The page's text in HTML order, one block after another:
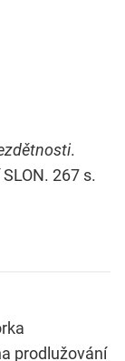
.
267 s.
prodlužování